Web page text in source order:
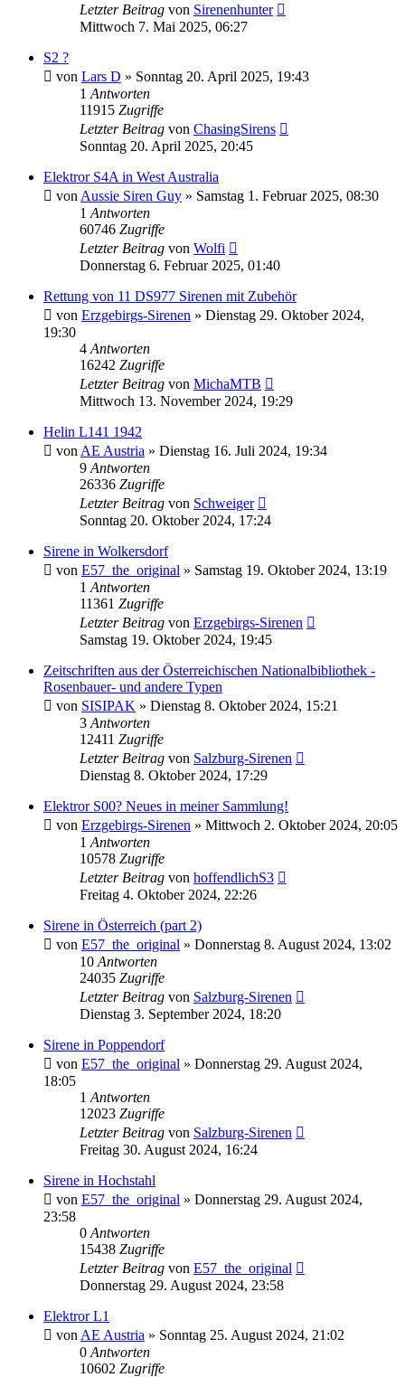
Letzter Beitrag von Sirenenhunter
Mittwoch 7. Mai 2025, 06:27
S2 ?
von Lars D » Sonntag 20. April 2025, 19:43
1 Antworten
11915 Zugriffe
Letzter Beitrag von ChasingSirens
Sonntag 20. April 2025, 20:45
Elektror S4A in West Australia
von Aussie Siren Guy » Samstag 1. Februar 2025, 08:30
1 Antworten
60746 Zugriffe
Letzter Beitrag von Wolfi
Donnerstag 6. Februar 2025, 01:40
Rettung von 11 DS977 Sirenen mit Zubehör
von Erzgebirgs-Sirenen » Dienstag 29. Oktober 2024,
19:30
4 Antworten
16242 Zugriffe
Letzter Beitrag von MichaMTB
Mittwoch 13. November 2024, 19:29
Helin L141 1942
von AE Austria » Dienstag 16. Juli 2024, 19:34
9 Antworten
26336 Zugriffe
Letzter Beitrag von Schweiger
Sonntag 20. Oktober 2024, 17:24
Sirene in Wolkersdorf
von E57_the_original » Samstag 19. Oktober 2024, 13:19
1 Antworten
11361 Zugriffe
Letzter Beitrag von Erzgebirgs-Sirenen
Samstag 19. Oktober 2024, 19:45
Zeitschriften aus der Österreichischen Nationalbibliothek -
Rosenbauer- und andere Typen
von SISIPAK » Dienstag 8. Oktober 2024, 15:21
3 Antworten
12411 Zugriffe
Letzter Beitrag von Salzburg-Sirenen
Dienstag 8. Oktober 2024, 17:29
Elektror S00? Neues in meiner Sammlung!
von Erzgebirgs-Sirenen » Mittwoch 2. Oktober 2024, 20:05
1 Antworten
10578 Zugriffe
Letzter Beitrag von hoffendlichS3
Freitag 4. Oktober 2024, 22:26
Sirene in Österreich (part 2)
von E57_the_original » Donnerstag 8. August 2024, 13:02
10 Antworten
24035 Zugriffe
Letzter Beitrag von Salzburg-Sirenen
Dienstag 3. September 2024, 18:20
Sirene in Poppendorf
von E57_the_original » Donnerstag 29. August 2024,
18:05
1 Antworten
12023 Zugriffe
Letzter Beitrag von Salzburg-Sirenen
Freitag 30. August 2024, 16:24
Sirene in Hochstahl
von E57_the_original » Donnerstag 29. August 2024,
23:58
0 Antworten
15438 Zugriffe
Letzter Beitrag von E57_the_original
Donnerstag 29. August 2024, 23:58
Elektror L1
von AE Austria » Sonntag 25. August 2024, 21:02
0 Antworten
10602 Zugriffe